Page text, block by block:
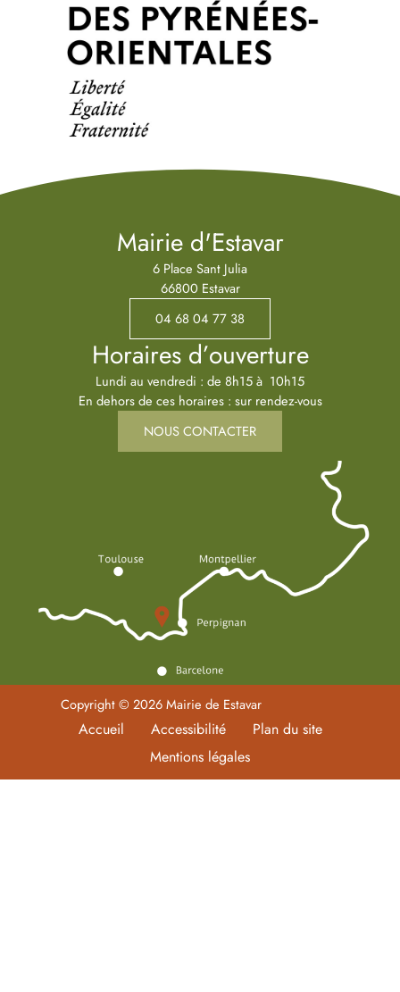
Mairie d'Estavar
6 Place Sant Julia
66800 Estavar
04 68 04 77 38
Horaires d’ouverture
Lundi au vendredi : de 8h15 à 10h15
En dehors de ces horaires : sur rendez-vous
NOUS CONTACTER
Copyright © 2026 Mairie de Estavar
Accueil Accessibilité
Plan du site
Mentions légales